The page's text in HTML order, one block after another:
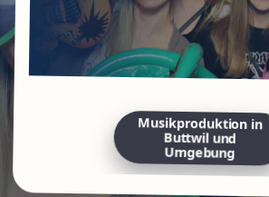
Musikproduktion in
Buttwil und
Umgebung